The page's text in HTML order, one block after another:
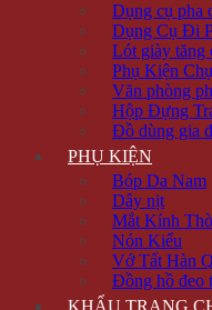
Dụng cụ pha
Dụng Cụ Đi
Lót giày tăng
Phụ Kiện
Văn phòng
Hộp Đựng
Đồ dùng gia
PHỤ KIỆN
Bóp Da Nam
Dây nịt
Mắt Kính
Nón Kiểu
Vớ Tất Hàn
Đồng hồ đeo
KHẨU TRANG